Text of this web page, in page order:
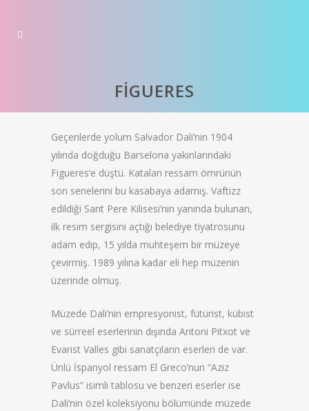
FİGUERES
Geçenlerde yolum Salvador Dali’nin 1904
yılında doğduğu Barselona yakınlarındaki
Figueres’e düştü. Katalan ressam ömrünün
son senelerini bu kasabaya adamış. Vaftizz
edildiği Sant Pere Kilisesi’nin yanında bulunan,
ilk resim sergisini açtığı belediye tiyatrosunu
adam edip, 15 yılda muhteşem bir müzeye
çevirmiş. 1989 yılına kadar eli hep müzenin
üzerinde olmuş.
Müzede Dali’nin empresyonist, fütürist, kübist
ve sürreel eserlerinin dışında Antoni Pitxot ve
Evarist Valles gibi sanatçıların eserleri de var.
Ünlü İspanyol ressam El Greco’nun “Aziz
Pavlus” isimli tablosu ve benzeri eserler ise
Dali’nin özel koleksiyonu bölümünde müzede